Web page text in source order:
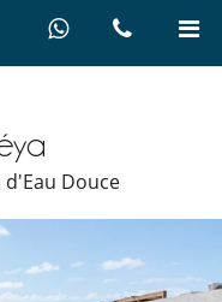
d'Eau Douce